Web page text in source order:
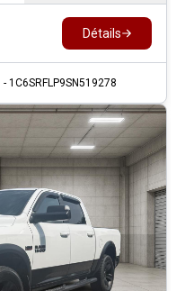
Détails
- 1C6SRFLP9SN519278